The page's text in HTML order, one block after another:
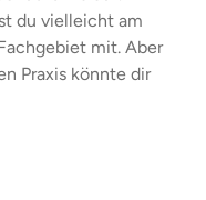
du vielleicht am
mit. Aber
Praxis könnte dir